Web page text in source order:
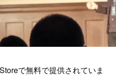
で無料で提供されていま